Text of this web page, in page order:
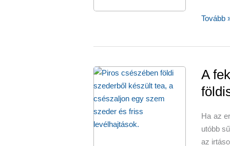
és
az
Tovább
A
Ha az
utóbb
az